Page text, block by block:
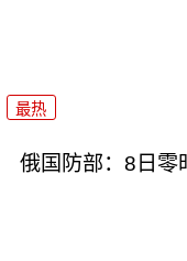
最热
俄国防部：8日零